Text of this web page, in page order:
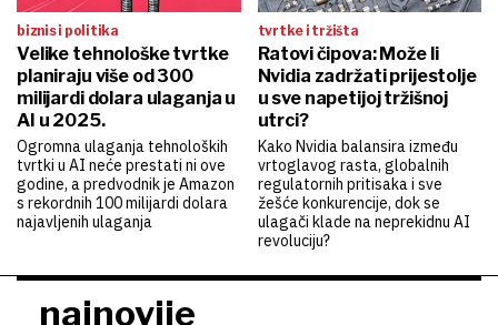
biznis i politika
Velike tehnološke tvrtke
planiraju više od 300
milijardi dolara ulaganja u
AI u 2025.
Ogromna ulaganja tehnoloških
tvrtki u AI neće prestati ni ove
godine, a predvodnik je Amazon
s rekordnih 100 milijardi dolara
najavljenih ulaganja
tvrtke i tržišta
Ratovi čipova: Može li
Nvidia zadržati prijestolje
u sve napetijoj tržišnoj
utrci?
Kako Nvidia balansira između
vrtoglavog rasta, globalnih
regulatornih pritisaka i sve
žešće konkurencije, dok se
ulagači klade na neprekidnu AI
revoluciju?
najnovije